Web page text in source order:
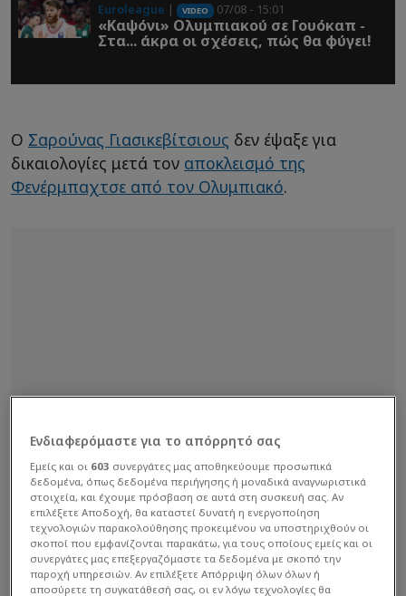
Euroleague | VIDEO 07/08 - 15:01
«Καψόνι» Ολυμπιακού σε Γουόκαπ -
Στα... άκρα οι σχέσεις, πώς θα φύγει!
Ο Σαρούνας Γιασικεβίτσιους δεν έψαξε για
δικαιολογίες μετά τον αποκλεισμό της
Φενέρμπαχτσε από τον Ολυμπιακό.
Ενδιαφερόμαστε για το απόρρητό σας
Εμείς και οι 603 συνεργάτες μας αποθηκεύουμε προσωπικά
δεδομένα, όπως δεδομένα περιήγησης ή μοναδικά αναγνωριστικά
στοιχεία, και έχουμε πρόσβαση σε αυτά στη συσκευή σας. Αν
επιλέξετε Αποδοχή, θα καταστεί δυνατή η ενεργοποίηση
τεχνολογιών παρακολούθησης προκειμένου να υποστηριχθούν οι
σκοποί που εμφανίζονται παρακάτω, για τους οποίους εμείς και οι
συνεργάτες μας επεξεργαζόμαστε τα δεδομένα με σκοπό την
παροχή υπηρεσιών. Αν επιλέξετε Απόρριψη όλων όλων ή
αποσύρετε τη συγκατάθεσή σας, οι εν λόγω τεχνολογίες θα